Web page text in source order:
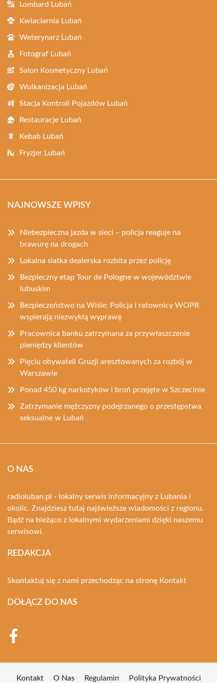
Lombard Lubań
Kwiaciarnia Lubań
Weterynarz Lubań
Fotograf Lubań
Salon Kosmetyczny Lubań
Wulkanizacja Lubań
Stacja Kontroli Pojazdów Lubań
Restauracje Lubań
Kebab Lubań
Fryzjer Lubań
NAJNOWSZE WPISY
Niebezpieczna jazda w sieci – policja reaguje na
brawurę na drogach
Lokalna siatka dealerska rozbita przez policję
Bezpieczny etap Tour de Pologne w województwie
lubuskim
Bezpieczeństwo na Wiśle: Policja i ratownicy WOPR
wspierają niezwykłą wyprawę
Pracownica banku zatrzymana za przywłaszczenie
pieniędzy klientów
Pięciu obywateli Gruzji aresztowanych za rozbój w
Warszawie
Ponad 450 kg narkotyków i broń przejęte w Szczecinie
Zatrzymanie mężczyzny podejrzanego o przestępstwa
seksualne w Lubań
O NAS
radioluban.pl - lokalny serwis informacyjny z Lubania i
okolic. Znajdziesz tutaj najświeższe wiadomości z regionu.
Bądź na bieżąco z lokalnymi wydarzeniami dzięki naszemu
serwisowi.
REDAKCJA
Skontaktuj się z nami przechodząc na stronę Kontakt
DOŁĄCZ DO NAS
Kontakt O Nas Regulamin Polityka Prywatności